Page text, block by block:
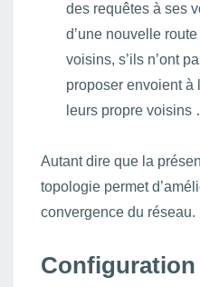
des requêtes à ses
d’une nouvelle
voisins, s’ils n’ont
proposer envoient à
leurs propre voisins
Autant dire que la
topologie permet
convergence du réseau.
Configuration